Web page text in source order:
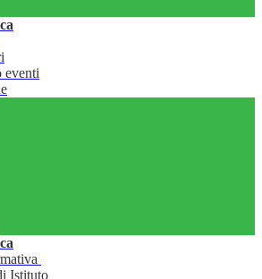
eventi
Istituto